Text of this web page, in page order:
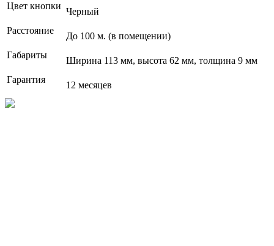
Цвет кнопки
Черный
Расстояние
До 100 м. (в помещении)
Габариты
Ширина 113 мм, высота 62 мм, толщина 9 мм
Гарантия
12 месяцев